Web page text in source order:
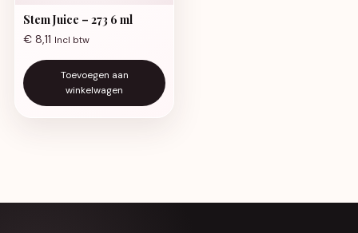
Stem Juice – 273 6 ml
€ 8,11 Incl btw
Toevoegen aan
winkelwagen